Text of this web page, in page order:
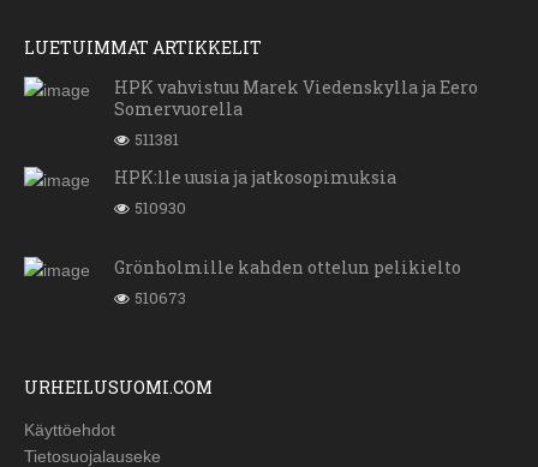
LUETUIMMAT ARTIKKELIT
HPK vahvistuu Marek Viedenskylla ja Eero
Somervuorella
511381
HPK:lle uusia ja jatkosopimuksia
510930
Grönholmille kahden ottelun pelikielto
510673
URHEILUSUOMI.COM
Käyttöehdot
Tietosuojalauseke